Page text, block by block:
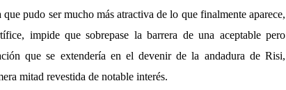
pudo ser mucho más atractiva de lo que finalmente aparece,
impide que sobrepase la barrera de una aceptable pero
que se extendería en el devenir de la andadura de Risi,
mitad revestida de notable interés.